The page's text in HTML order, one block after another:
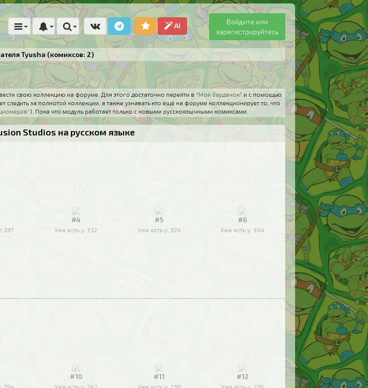
AI
Войдите или
зарегистрируйтесь
Tyusha (комиксов: 2)
свою коллекцию на форуме. Для этого достаточно перейти в "Мой бардачок" и с помощью
следить за полнотой коллекции, а также узнавать кто ещё на форуме коллекционирует то, что
). Пока что модуль работает только с новыми русскоязычными комиксами.
Studios на русском языке
297
#4
Уже есть у: 332
#5
Уже есть у: 324
#6
Уже есть у: 304
254
#10
Уже есть у: 242
#11
Уже есть у: 238
#12
Уже есть у: 235